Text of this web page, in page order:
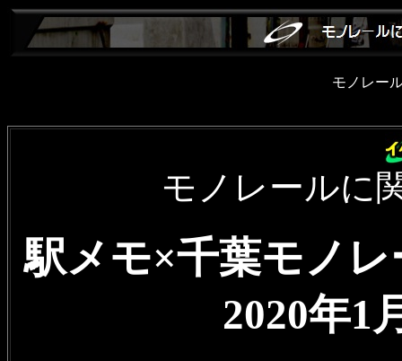
モノレー
モノレールに
駅メモ×千葉モノ
2020年1